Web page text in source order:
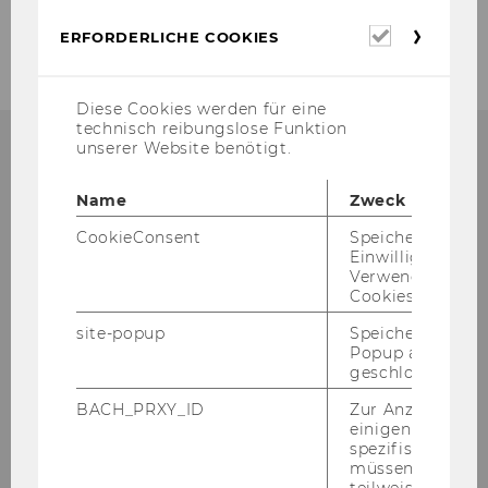
Institut für Wirtschafts-
und Sozialgeschichte
Wien
Tel:+43-1-31336-4166 / +43-1-31336-4775
+43-1-31336-904166 / +43-1-31336-
ERFORDERLICHE COOKIES
Diese Cookies werden für eine
technisch reibungslose Funktion
unserer Website benötigt.
Name
Zweck
CookieConsent
Speichert Ihre
Einwilligung zur
Verwendung von
Cookies.
site-popup
Speichert ob ein
Popup
geschlossen
BACH_PRXY_ID
Zur Anzeige von
einigen WU-
spezifischen
müssen